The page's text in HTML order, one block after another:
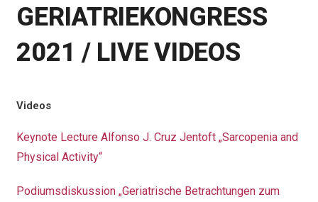
GERIATRIEKONGRESS
2021 / LIVE VIDEOS
Videos
Keynote Lecture Alfonso J. Cruz Jentoft „Sarcopenia and
Physical Activity“
Podiumsdiskussion „Geriatrische Betrachtungen zum